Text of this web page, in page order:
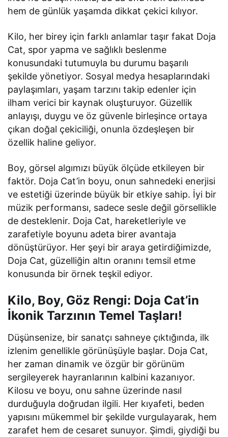
hem de günlük yaşamda dikkat çekici kılıyor.
Kilo, her birey için farklı anlamlar taşır fakat Doja
Cat, spor yapma ve sağlıklı beslenme
konusundaki tutumuyla bu durumu başarılı
şekilde yönetiyor. Sosyal medya hesaplarındaki
paylaşımları, yaşam tarzını takip edenler için
ilham verici bir kaynak oluşturuyor. Güzellik
anlayışı, duygu ve öz güvenle birleşince ortaya
çıkan doğal çekiciliği, onunla özdeşleşen bir
özellik haline geliyor.
Boy, görsel algımızı büyük ölçüde etkileyen bir
faktör. Doja Cat’in boyu, onun sahnedeki enerjisi
ve estetiği üzerinde büyük bir etkiye sahip. İyi bir
müzik performansı, sadece sesle değil görsellikle
de desteklenir. Doja Cat, hareketleriyle ve
zarafetiyle boyunu adeta birer avantaja
dönüştürüyor. Her şeyi bir araya getirdiğimizde,
Doja Cat, güzelliğin altın oranını temsil etme
konusunda bir örnek teşkil ediyor.
Kilo, Boy, Göz Rengi: Doja Cat’in
İkonik Tarzının Temel Taşları!
Düşünsenize, bir sanatçı sahneye çıktığında, ilk
izlenim genellikle görünüşüyle başlar. Doja Cat,
her zaman dinamik ve özgür bir görünüm
sergileyerek hayranlarının kalbini kazanıyor.
Kilosu ve boyu, onu sahne üzerinde nasıl
durduğuyla doğrudan ilgili. Her kıyafeti, beden
yapısını mükemmel bir şekilde vurgulayarak, hem
zarafet hem de cesaret sunuyor. Şimdi, giydiği bu